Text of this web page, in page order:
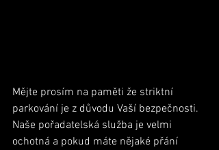
Mějte prosím na paměti že striktní
parkování je z důvodu Vaší bezpečnosti.
Naše pořadatelská služba je velmi
ochotná a pokud máte nějaké přání